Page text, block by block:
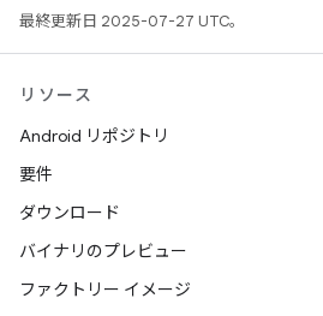
最終更新日 2025-07-27 UTC。
リソース
Android リポジトリ
要件
ダウンロード
バイナリのプレビュー
ファクトリー イメージ